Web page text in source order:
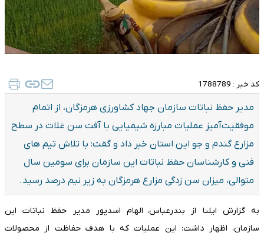
کد خبر : 1788789
مدیر حفظ نباتات سازمان جهاد کشاورزی هرمزگان، از اتمام
موفقیت‌آمیز عملیات مبارزه شیمیایی با آفت سن غلات در سطح
مزارع گندم و جو این استان خبر داد و گفت: با تلاش تیم های
فنی و کارشناسان حفظ نباتات این سازمان برای سومین سال
متوالی، میزان سن زدگی مزارع هرمزگان به زیر نیم درصد رسید.
به گزارش ایلنا از بندرعباس، الهام اسدپور مدیر حفظ نباتات این
سازمان، اظهار داشت: این عملیات که با هدف حفاظت از محصولات